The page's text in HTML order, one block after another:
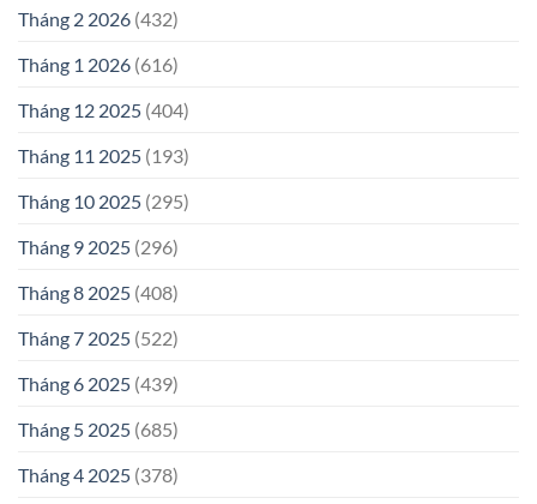
Tháng 2 2026 (432)
Tháng 1 2026 (616)
Tháng 12 2025 (404)
Tháng 11 2025 (193)
Tháng 10 2025 (295)
Tháng 9 2025 (296)
Tháng 8 2025 (408)
Tháng 7 2025 (522)
Tháng 6 2025 (439)
Tháng 5 2025 (685)
Tháng 4 2025 (378)